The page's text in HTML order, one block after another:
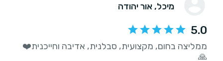
מיכל, אור יהודה
5.0
ממליצה בחום, מקצועית, סבלנית, אדיבה וחייכנית❤️
🙏